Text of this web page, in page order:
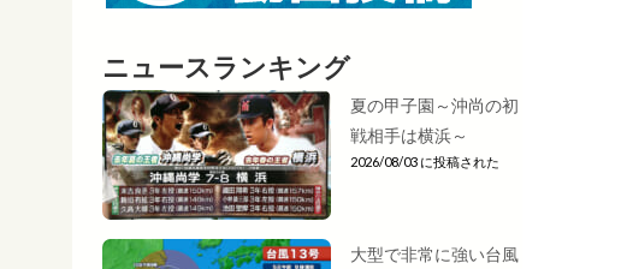
ニュースランキング
夏の甲子園～沖尚の初
戦相手は横浜～
2026/08/03 に投稿された
大型で非常に強い台風